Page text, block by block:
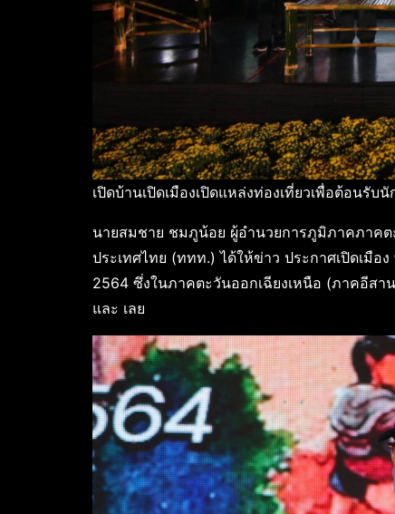
เปิดบ้านเปิดเมืองเปิดแหล่งท่องเที่ยวเพื่อต้อนรั
นายสมชาย ชมภูน้อย ผู้อำนวยการภูมิภาคภาคต
ประเทศไทย (ททท.) ได้ให้ข่าว ประกาศเปิดเมื
2564 ซึ่งในภาคตะวันออกเฉียงเหนือ (ภาคอีส
และ เลย